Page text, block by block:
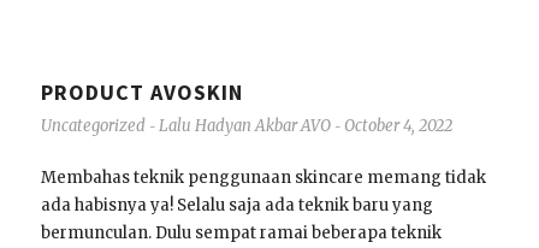
PRODUCT AVOSKIN
Uncategorized - Lalu Hadyan Akbar AVO - October 4, 2022
Membahas teknik penggunaan skincare memang tidak
ada habisnya ya! Selalu saja ada teknik baru yang
bermunculan. Dulu sempat ramai beberapa teknik